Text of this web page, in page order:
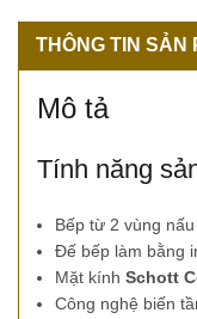
THÔNG TIN SẢN
Mô tả
Tính năng
Bếp từ 2 vùng
Đế bếp làm bằng
Mặt kính Schott
Công nghệ biến